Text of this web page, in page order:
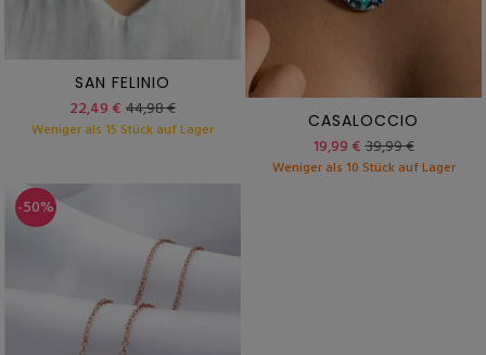
SAN FELINIO
22,49 € 44,98 €
Weniger als 15 Stück auf Lager CASALOCCIO
19,99 €39,99 €
Weniger als 10 Stück auf Lager
-50%